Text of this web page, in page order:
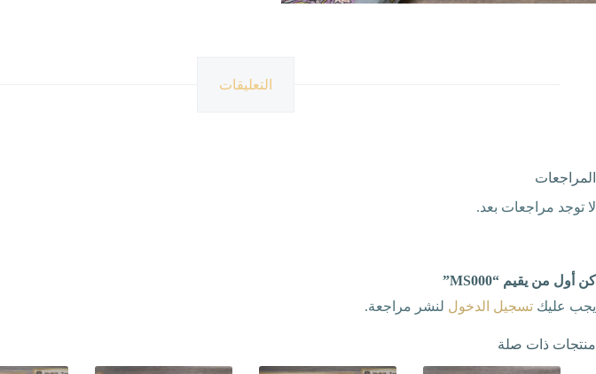
التعليقات
المراجعات
لا توجد مراجعات بعد.
كن أول من يقيم “MS000”
يجب عليك تسجيل الدخول لنشر مراجعة.
منتجات ذات صلة